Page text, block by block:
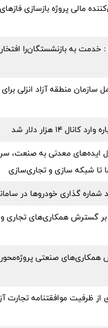
خدمت به بازنشستگان‌را
سازمان منطقه آزاد انزلی
۱۴ هزار دلار شد
ایده‌های معدنی به صنعت،
تا شبکه سازی و تجاری‌سازی
شماره گذاری خودروها در
بر گسترش همکاری‌های تجاری
همکاری‌های صنعتی
ظرفیت موافقتنامه تجارت